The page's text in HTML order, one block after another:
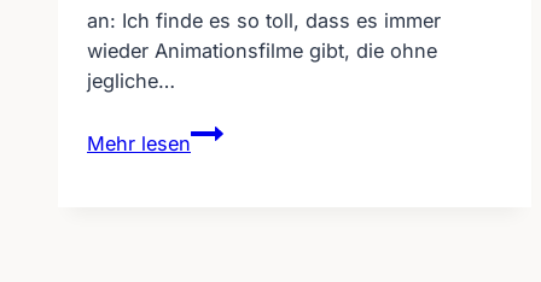
an: Ich finde es so toll, dass es immer
wieder Animationsfilme gibt, die ohne
jegliche…
Mehr lesen
Animationsfilm
„Mice